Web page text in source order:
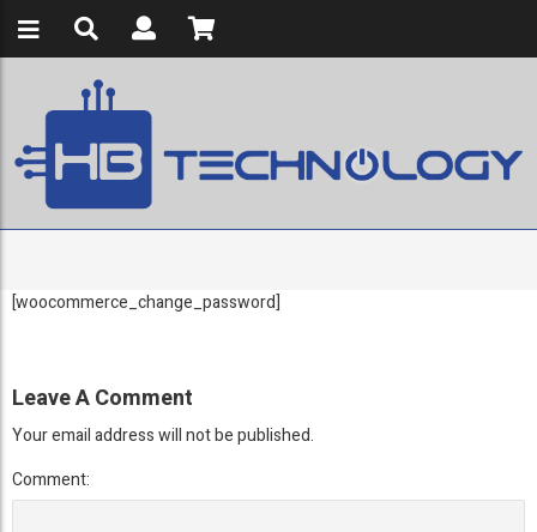
[woocommerce_change_password]
Leave A Comment
Your email address will not be published.
Comment: